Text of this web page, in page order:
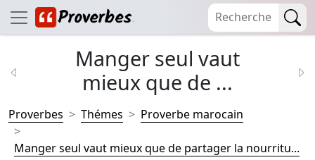
Manger seul vaut
mieux que de ...
Proverbes Thémes Proverbe marocain
Manger seul vaut mieux que de partager la nourritu...